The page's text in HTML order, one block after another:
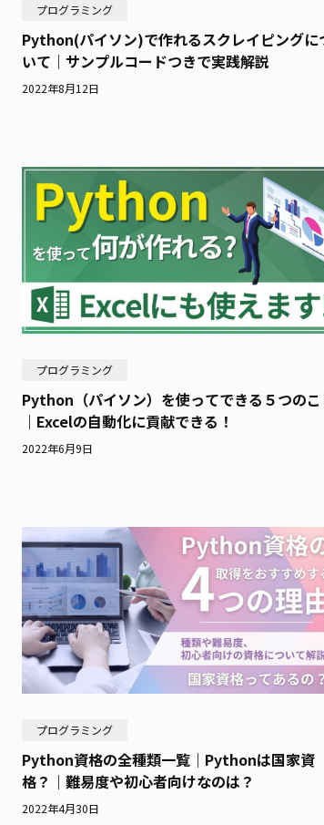
プログラミング
Python(パイソン)で作れるスクレイピングに
いて｜サンプルコードつきで実践解説
2022年8月12日
プログラミング
Python（パイソン）を使ってできる５つのこ
｜Excelの自動化に貢献できる！
2022年6月9日
プログラミング
Python資格の全種類一覧｜Pythonは国家資
格？｜難易度や初心者向けなのは？
2022年4月30日